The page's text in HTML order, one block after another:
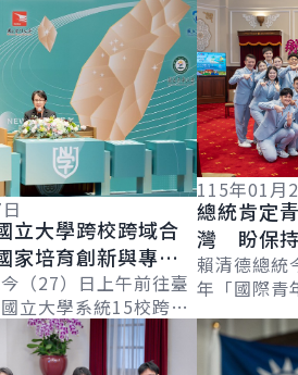
立大學跨校跨域合
培育創新與專業
（27）日上午前往臺
立大學系統15校跨域
時表示，高等教育必
、強化跨校與跨域整
115年01月
總統肯定
灣 盼保
臺灣未來
賴清德總統
年「國際青
業青年大使
團，肯定青
情與專...
詳細內容